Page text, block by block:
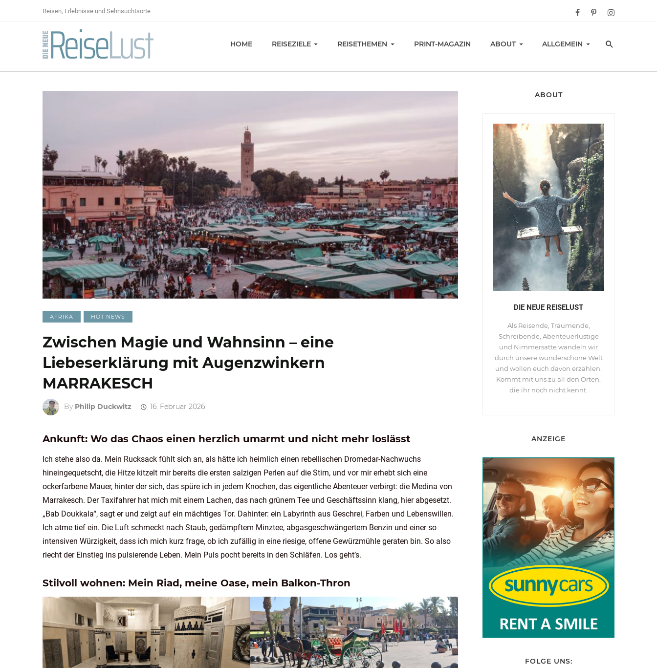
Reisen, Erlebnisse und Sehnsuchtsorte
HOME REISEZIELE REISETHEMEN PRINT-MAGAZIN ABOUT ALLGEMEIN
AFRIKA HOT NEWS
Zwischen Magie und Wahnsinn – eine
Liebeserklärung mit Augenzwinkern
MARRAKESCH
By Philip Duckwitz 16. Februar 2026
Ankunft: Wo das Chaos einen herzlich umarmt und nicht mehr loslässt
Ich stehe also da. Mein Rucksack fühlt sich an, als hätte ich heimlich einen rebellischen Dromedar-Nachwuchs
hineingequetscht, die Hitze kitzelt mir bereits die ersten salzigen Perlen auf die Stirn, und vor mir erhebt sich eine
ockerfarbene Mauer, hinter der sich, das spüre ich in jedem Knochen, das eigentliche Abenteuer verbirgt: die Medina von
Marrakesch. Der Taxifahrer hat mich mit einem Lachen, das nach grünem Tee und Geschäftssinn klang, hier abgesetzt.
„Bab Doukkala“, sagt er und zeigt auf ein mächtiges Tor. Dahinter: ein Labyrinth aus Geschrei, Farben und Lebenswillen.
Ich atme tief ein. Die Luft schmeckt nach Staub, gedämpftem Minztee, abgasgeschwängertem Benzin und einer so
intensiven Würzigkeit, dass ich mich kurz frage, ob ich zufällig in eine riesige, offene Gewürzmühle geraten bin. So also
riecht der Einstieg ins pulsierende Leben. Mein Puls pocht bereits in den Schläfen. Los geht’s.
Stilvoll wohnen: Mein Riad, meine Oase, mein Balkon-Thron
ABOUT
DIE NEUE REISELUST
Als Reisende, Träumende,
Schreibende, Abenteuerlustige
und Nimmersatte wandeln wir
durch unsere wunderschöne Welt
und wollen euch davon erzählen.
Kommt mit uns zu all den Orten,
die ihr noch nicht kennt.
ANZEIGE
FOLGE UNS: